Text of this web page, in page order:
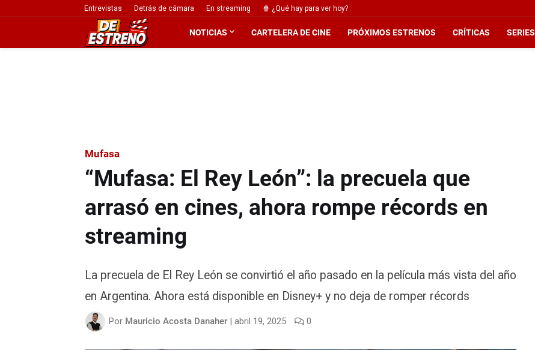
Entrevistas Detrás de cámara En streaming 🍿 ¿Qué hay para ver hoy?
NOTICIAS CARTELERA DE CINE PRÓXIMOS ESTRENOS CRÍTICAS SERIES
Mufasa
“Mufasa: El Rey León”: la precuela que
arrasó en cines, ahora rompe récords en
streaming
La precuela de El Rey León se convirtió el año pasado en la película más vista del año
en Argentina. Ahora está disponible en Disney+ y no deja de romper récords
Por Mauricio Acosta Danaher | abril 19, 2025 0